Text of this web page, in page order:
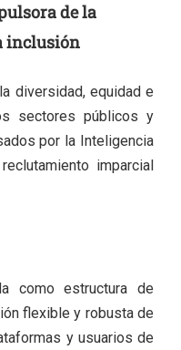
de la
inclusión
diversidad, equidad e
sectores públicos y
por la Inteligencia
imparcial
como estructura de
flexible y robusta de
y usuarios de